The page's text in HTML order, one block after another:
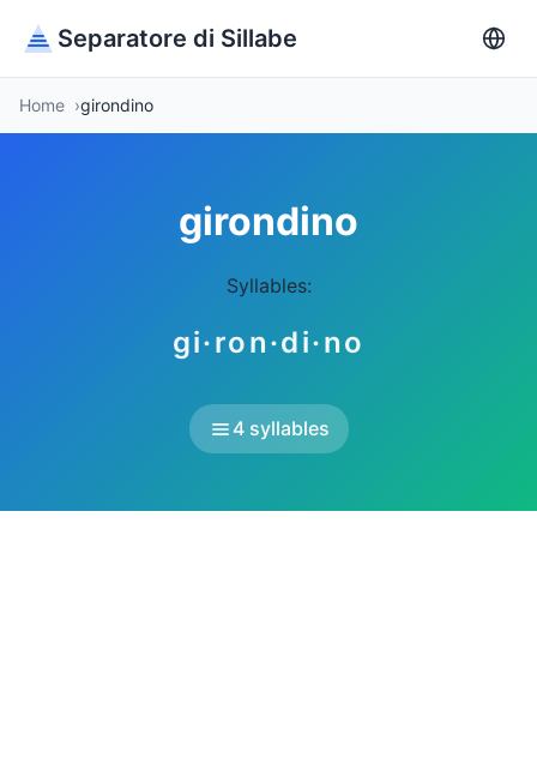
Separatore di Sillabe
Home girondino
girondino
Syllables:
gi·ron·di·no
4 syllables